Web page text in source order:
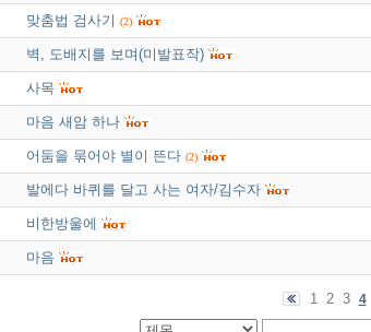
맞춤법 검사기 (2)
벽, 도배지를 보며(미발표작)
사목
마음 새암 하나
어둠을 묶어야 별이 뜬다 (2)
발에다 바퀴를 달고 사는 여자/김수자
비한방울에
마음
1 2 3 4